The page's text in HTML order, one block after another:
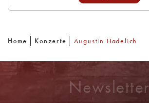
Home Konzerte Augustin Hadelich
Newsletter